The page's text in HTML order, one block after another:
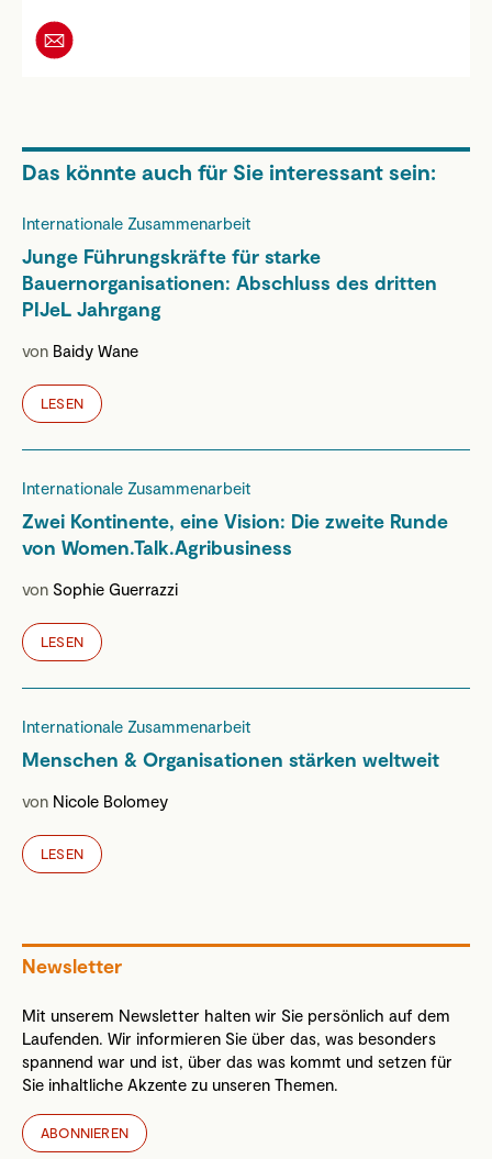
Das könnte auch für Sie interessant sein:
Internationale Zusammenarbeit
Junge Führungskräfte für starke
Bauernorganisationen: Abschluss des dritten
PIJeL Jahrgang
von Baidy Wane
LESEN
Internationale Zusammenarbeit
Zwei Kontinente, eine Vision: Die zweite Runde
von Women.Talk.Agribusiness
von Sophie Guerrazzi
LESEN
Internationale Zusammenarbeit
Menschen & Organisationen stärken weltweit
von Nicole Bolomey
LESEN
Newsletter
Mit unserem Newsletter halten wir Sie persönlich auf dem
Laufenden. Wir informieren Sie über das, was besonders
spannend war und ist, über das was kommt und setzen für
Sie inhaltliche Akzente zu unseren Themen.
ABONNIEREN